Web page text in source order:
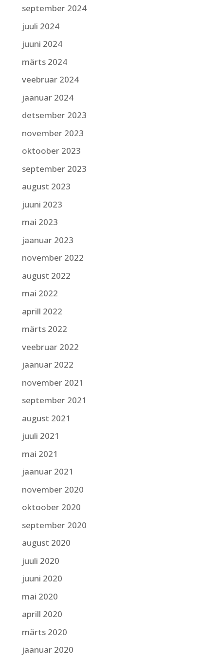
september 2024
juuli 2024
juuni 2024
märts 2024
veebruar 2024
jaanuar 2024
detsember 2023
november 2023
oktoober 2023
september 2023
august 2023
juuni 2023
mai 2023
jaanuar 2023
november 2022
august 2022
mai 2022
aprill 2022
märts 2022
veebruar 2022
jaanuar 2022
november 2021
september 2021
august 2021
juuli 2021
mai 2021
jaanuar 2021
november 2020
oktoober 2020
september 2020
august 2020
juuli 2020
juuni 2020
mai 2020
aprill 2020
märts 2020
jaanuar 2020